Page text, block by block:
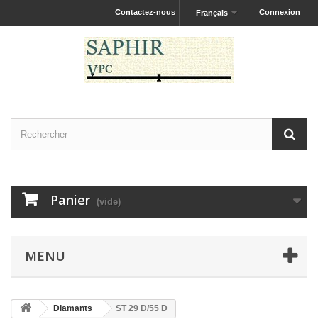
Connexion
Français
Contactez-nous
Panier (vide)
MENU
Diamants ST 29 D/55 D